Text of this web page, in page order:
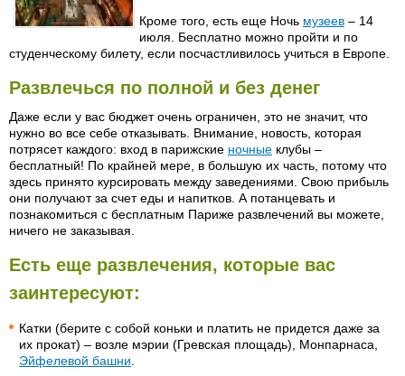
Кроме того, есть еще Ночь музеев – 14
июля. Бесплатно можно пройти и по
студенческому билету, если посчастливилось учиться в Европе.
Развлечься по полной и без денег
Даже если у вас бюджет очень ограничен, это не значит, что
нужно во все себе отказывать. Внимание, новость, которая
потрясет каждого: вход в парижские ночные клубы –
бесплатный! По крайней мере, в большую их часть, потому что
здесь принято курсировать между заведениями. Свою прибыль
они получают за счет еды и напитков. А потанцевать и
познакомиться с бесплатным Париже развлечений вы можете,
ничего не заказывая.
Есть еще развлечения, которые вас
заинтересуют:
Катки (берите с собой коньки и платить не придется даже за
их прокат) – возле мэрии (Гревская площадь), Монпарнаса,
Эйфелевой башни